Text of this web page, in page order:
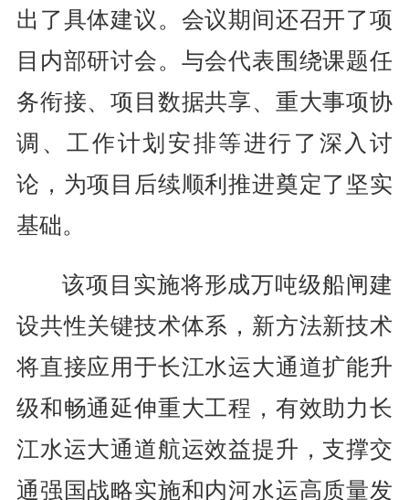
出了具体建议。会议期间还召开了项
目内部研讨会。与会代表围绕课题任
务衔接、项目数据共享、重大事项协
调、工作计划安排等进行了深入讨
论，为项目后续顺利推进奠定了坚实
基础。
该项目实施将形成万吨级船闸建
设共性关键技术体系，新方法新技术
将直接应用于长江水运大通道扩能升
级和畅通延伸重大工程，有效助力长
江水运大通道航运效益提升，支撑交
通强国战略实施和内河水运高质量发